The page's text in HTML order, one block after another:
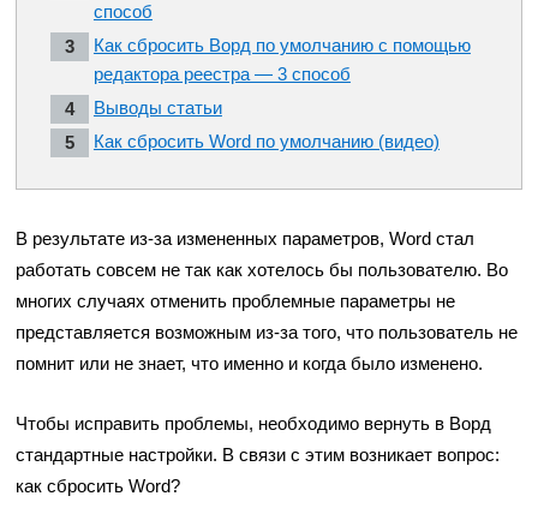
способ
Как сбросить Ворд по умолчанию с помощью
редактора реестра — 3 способ
Выводы статьи
Как сбросить Word по умолчанию (видео)
В результате из-за измененных параметров, Word стал
работать совсем не так как хотелось бы пользователю. Во
многих случаях отменить проблемные параметры не
представляется возможным из-за того, что пользователь не
помнит или не знает, что именно и когда было изменено.
Чтобы исправить проблемы, необходимо вернуть в Ворд
стандартные настройки. В связи с этим возникает вопрос:
как сбросить Word?